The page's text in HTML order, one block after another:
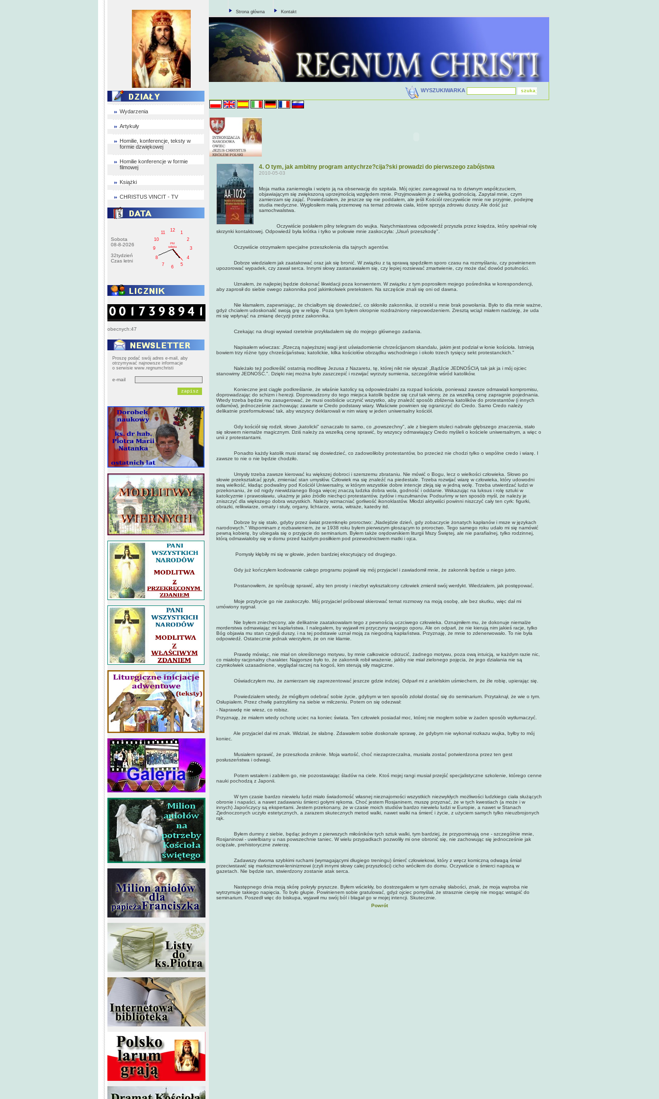
Wydarzenia
Artykuły
Homilie, konferencje, teksty w
formie dzwiękowej
Homilie konferencje w formie
filmowej
Książki
CHRISTUS VINCIT - TV
Sobota
08-8-2026
32tydzień
Czas letni
1
2
3
4
5
6
7
8
9
10
11
12
PM
sobota
obecnych:47
Proszę podać swój adres e-mail, aby
otrzymywać najnowsze informacje
o serwisie www.regnumchristi
e-mail
Strona główna Kontakt
WYSZUKIWARKA
4. O tym, jak ambitny program antychrze?cija?ski prowadzi do pierwszego zabójstwa
2010-05-03
Moja matka zaniemogła i wzięto ją na obserwację do szpitala. Mój ojciec zareagował na to dziwnym współczuciem,
objawiającym się zwiększoną uprzejmością względem mnie. Przyjmowałem je z wielką godnością. Zapytał mnie, czym
zamierzam się zająć. Powiedziałem, że jeszcze się nie poddałem, ale jeśli Kościół rzeczywiście mnie nie przyjmie, podejmę
studia medyczne. Wygłosiłem małą przemowę na temat zdrowia ciała, które sprzyja zdrowiu duszy. Ale dość już
samochwalstwa.
Oczywiście posłałem pilny telegram do wujka. Natychmiastowa odpowiedź przyszła przez księdza, który spełniał rolę
skrzynki kontaktowej. Odpowiedź była krótka i tylko w połowie mnie zaskoczyła: „Usuń przeszkodę".
Oczywiście otrzymałem specjalne przeszkolenia dla tajnych agentów.
Dobrze wiedziałem jak zaatakować oraz jak się bronić. W związku z tą sprawą spędziłem sporo czasu na rozmyślaniu, czy powinienem
upozorować wypadek, czy zawał serca. Innymi słowy zastanawiałem się, czy lepiej rozsiewać zmartwienie, czy może dać dowód potulności.
Uznałem, że najlepiej będzie dokonać likwidacji poza konwentem. W związku z tym poprosiłem mojego pośrednika w korespondencji,
aby zaprosił do siebie owego zakonnika pod jakimkolwiek pretekstem. Na szczęście znali się oni od dawna.
Nie kłamałem, zapewniając, że chciałbym się dowiedzieć, co skłoniło zakonnika, iż orzekł u mnie brak powołania. Było to dla mnie ważne,
gdyż chciałem udoskonalić swoją grę w religię. Poza tym byłem okropnie rozdrażniony niepowodzeniem. Zresztą wciąż miałem nadzieję, że uda
mi się wpłynąć na zmianę decyzji przez zakonnika.
Czekając na drugi wywiad rzetelnie przykładałem się do mojego głównego zadania.
Napisałem wówczas: „Rzeczą najwyższej wagi jest uświadomienie chrześcijanom skandalu, jakim jest podział w łonie kościoła. Istnieją
bowiem trzy różne typy chrześcijaństwa; katolickie, kilka kościołów obrządku wschodniego i około trzech tysięcy sekt protestanckich."
Należało też podkreślić ostatnią modlitwę Jezusa z Nazaretu, tę, której nikt nie słyszał: „Bądźcie JEDNOŚCIĄ tak jak ja i mój ojciec
stanowimy JEDNOŚĆ.". Dzięki niej można było zaszczepić i rozwijać wyrzuty sumienia, szczególnie wśród katolików.
Konieczne jest ciągłe podkreślanie, że właśnie katolicy są odpowiedzialni za rozpad kościoła, ponieważ zawsze odmawiali kompromisu,
doprowadzając do schizm i herezji. Doprowadzony do tego miejsca katolik będzie się czuł tak winny, że za wszelką cenę zapragnie pojednania.
Wtedy trzeba będzie mu zasugerować, że musi osobiście uczynić wszystko, aby znaleźć sposób zbliżenia katolików do protestantów (i innych
odłamów), jednocześnie zachowując zawarte w Credo podstawy wiary. Właściwie powinien się ograniczyć do Credo. Samo Credo należy
delikatnie przeformułować tak, aby wszyscy deklarowali w nim wiarę w jeden uniwersalny kościół.
Gdy kościół się rodził, słowo „katolicki" oznaczało to samo, co „powszechny", ale z biegiem stuleci nabrało głębszego znaczenia, stało
się słowem niemalże magicznym. Dziś należy za wszelką cenę sprawić, by wszyscy odmawiający Credo myśleli o kościele uniwersalnym, a więc o
unii z protestantami.
Ponadto każdy katolik musi starać się dowiedzieć, co zadowoliłoby protestantów, bo przecież nie chodzi tylko o wspólne credo i wiarę. I
zawsze to nie o nie będzie chodziło.
Umysły trzeba zawsze kierować ku większej dobroci i szerszemu zbrataniu. Nie mówić o Bogu, lecz o wielkości człowieka. Słowo po
słowie przekształcać język, zmieniać stan umysłów. Człowiek ma się znaleźć na piedestale. Trzeba rozwijać wiarę w człowieka, który udowodni
swą wielkość, kładąc podwaliny pod Kościół Uniwersalny, w którym wszystkie dobre intencje zleją się w jedną wolę. Trzeba utwierdzać ludzi w
przekonaniu, że od nigdy niewidzianego Boga więcej znaczą ludzka dobra wola, godność i oddanie. Wskazując na luksus i rolę sztuki w
katolicyzmie i prawosławiu, ukażmy je jako źródło niechęci protestantów, żydów i muzułmanów. Podsuńmy w ten sposób myśl, że należy je
zniszczyć dla większego dobra wszystkich. Należy wzmacniać gorliwość ikonoklastów. Młodzi aktywiści powinni niszczyć cały ten cyrk: figurki,
obrazki, relikwiarze, ornaty i stuły, organy, lichtarze, wota, witraże, katedry itd.
Dobrze by się stało, gdyby przez świat przemknęło proroctwo: „Nadejdzie dzień, gdy zobaczycie żonatych kapłanów i msze w językach
narodowych." Wspominam z rozbawieniem, że w 1938 roku byłem pierwszym głoszącym to proroctwo. Tego samego roku udało mi się namówić
pewną kobietę, by ubiegała się o przyjęcie do seminarium. Byłem także orędownikiem liturgii Mszy Świętej, ale nie parafialnej, tylko rodzinnej,
którą odmawiałoby się w domu przed każdym posiłkiem pod przewodnictwem matki i ojca.
Pomysły kłębiły mi się w głowie, jeden bardziej ekscytujący od drugiego.
Gdy już kończyłem kodowanie całego programu pojawił się mój przyjaciel i zawiadomił mnie, że zakonnik będzie u niego jutro.
Postanowiłem, że spróbuję sprawić, aby ten prosty i niezbyt wykształcony człowiek zmienił swój werdykt. Wiedziałem, jak postępować.
Moje przybycie go nie zaskoczyło. Mój przyjaciel próbował skierować temat rozmowy na moją osobę, ale bez skutku, więc dał mi
umówiony sygnał.
Nie byłem zniechęcony, ale delikatnie zaatakowałam tego z pewnością uczciwego człowieka. Oznajmiłem mu, że dokonuje niemalże
morderstwa odmawiając mi kapłaństwa. I nalegałem, by wyjawił mi przyczyny swojego oporu. Ale on odparł, że nie kierują nim jakieś racje, tylko
Bóg objawia mu stan czyjejś duszy, i na tej podstawie uznał moją za niegodną kapłaństwa. Przyznaję, że mnie to zdenerwowało. To nie była
odpowiedź. Ostatecznie jednak wierzyłem, że on nie kłamie.
Prawdę mówiąc, nie miał on określonego motywu, by mnie całkowicie odrzucić, żadnego motywu, poza ową intuicją, w każdym razie nic,
co miałoby racjonalny charakter. Najgorsze było to, że zakonnik robił wrażenie, jakby nie miał zielonego pojęcia, że jego działania nie są
czymkolwiek uzasadnione, wyglądał raczej na kogoś, kim sterują siły magiczne.
Oświadczyłem mu, że zamierzam się zaprezentować jeszcze gdzie indziej. Odparł mi z anielskim uśmiechem, że źle robię, upierając się.
Powiedziałem wtedy, że mógłbym odebrać sobie życie, gdybym w ten sposób zdołał dostać się do seminarium. Przytaknął, że wie o tym.
Osłupiałem. Przez chwilę patrzyliśmy na siebie w milczeniu. Potem on się odezwał:
- Naprawdę nie wiesz, co robisz.
Przyznaję, że miałem wtedy ochotę uciec na koniec świata. Ten człowiek posiadał moc, której nie mogłem sobie w żaden sposób wytłumaczyć.
Ale przyjaciel dał mi znak. Widział, że słabnę. Zdawałem sobie doskonale sprawę, że gdybym nie wykonał rozkazu wujka, byłby to mój
koniec.
Musiałem sprawić, że przeszkoda zniknie. Moja wartość, choć niezaprzeczalna, musiała zostać potwierdzona przez ten gest
posłuszeństwa i odwagi.
Potem wstałem i zabiłem go, nie pozostawiając śladów na ciele. Ktoś mojej rangi musiał przejść specjalistyczne szkolenie, którego cenne
nauki pochodzą z Japonii.
W tym czasie bardzo niewielu ludzi miało świadomość własnej nieznajomości wszystkich niezwykłych możliwości ludzkiego ciała służących
obronie i napaści, a nawet zadawaniu śmierci gołymi rękoma. Choć jestem Rosjaninem, muszę przyznać, że w tych kwestiach (a może i w
innych) Japończycy są ekspertami. Jestem przekonany, że w czasie moich studiów bardzo niewielu ludzi w Europie, a nawet w Stanach
Zjednoczonych uczyło estetycznych, a zarazem skutecznych metod walki, nawet walki na śmierć i życie, z użyciem samych tylko nieuzbrojonych
rąk.
Byłem dumny z siebie, będąc jednym z pierwszych miłośników tych sztuk walki, tym bardziej, że przypominają one - szczególnie mnie,
Rosjaninowi - uwielbiany u nas powszechnie taniec. W wielu przypadkach pozwoliły mi one obronić się, nie zachowując się jednocześnie jak
ociężałe, prehistoryczne zwierzę.
Zadawszy dwoma szybkimi ruchami (wymagającymi długiego treningu) śmierć człowiekowi, który z wręcz komiczną odwagą śmiał
przeciwstawić się marksizmowi-leninizmowi (czyli innymi słowy całej przyszłości) cicho wróciłem do domu. Oczywiście o śmierci napiszą w
gazetach. Nie będzie ran, stwierdzony zostanie atak serca.
Następnego dnia moją skórę pokryły pryszcze. Byłem wściekły, bo dostrzegałem w tym oznakę słabości, znak, że moja wątroba nie
wytrzymuje takiego napięcia. To było głupie. Powinienem sobie gratulować, gdyż ojciec pomyślał, że strasznie cierpię nie mogąc wstąpić do
seminarium. Poszedł więc do biskupa, wyjawił mu swój ból i błagał go w mojej intencji. Skutecznie.
Powrót